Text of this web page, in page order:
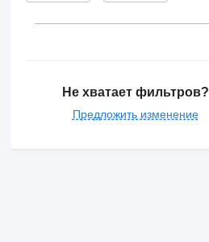
Не хватает фильтров?
Предложить изменение